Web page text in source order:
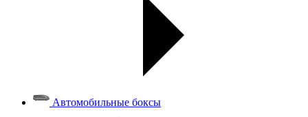
Автомобильные боксы